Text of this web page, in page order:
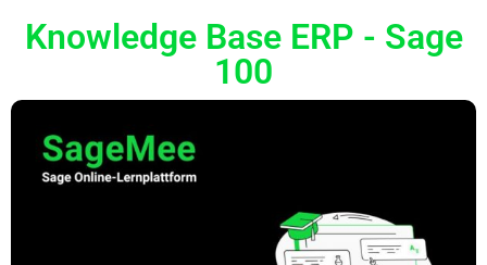
Knowledge Base ERP - Sage
100